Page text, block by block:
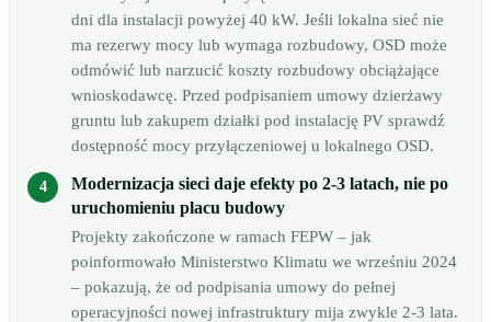
dni dla instalacji powyżej 40 kW. Jeśli lokalna sieć nie
ma rezerwy mocy lub wymaga rozbudowy, OSD może
odmówić lub narzucić koszty rozbudowy obciążające
wnioskodawcę. Przed podpisaniem umowy dzierżawy
gruntu lub zakupem działki pod instalację PV sprawdź
dostępność mocy przyłączeniowej u lokalnego OSD.
Modernizacja sieci daje efekty po 2-3 latach, nie po
uruchomieniu placu budowy
Projekty zakończone w ramach FEPW – jak
poinformowało Ministerstwo Klimatu we wrześniu 2024
– pokazują, że od podpisania umowy do pełnej
operacyjności nowej infrastruktury mija zwykle 2-3 lata.